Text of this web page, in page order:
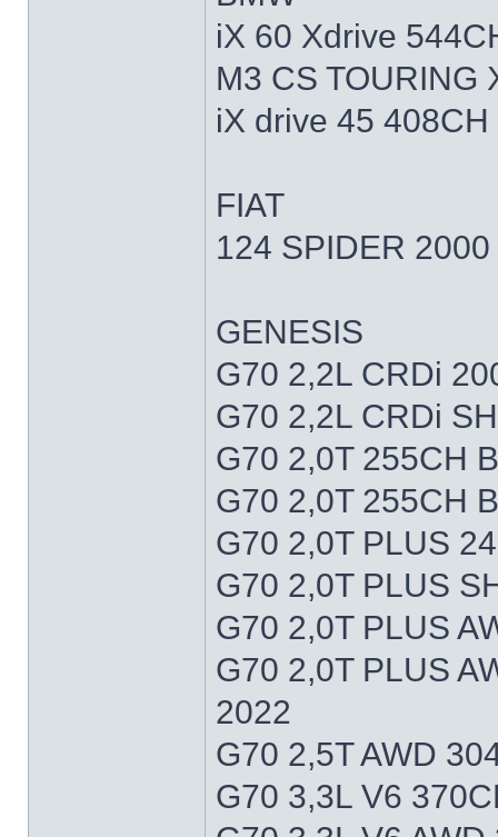
iX 60 Xdrive
M3 CS TOURING
iX drive 45
FIAT
124 SPIDER
GENESIS
G70 2,2L CRDi
G70 2,2L CRDi
G70 2,0T 255CH
G70 2,0T 255CH
G70 2,0T PLUS
G70 2,0T PLUS
G70 2,0T PLUS
G70 2,0T PLUS
2022
G70 2,5T AWD
G70 3,3L V6